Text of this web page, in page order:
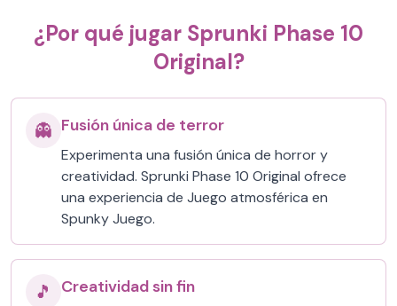
¿Por qué jugar Sprunki Phase 10
Original?
👻 Fusión única de terror
Experimenta una fusión única de horror y
creatividad. Sprunki Phase 10 Original ofrece
una experiencia de Juego atmosférica en
Spunky Juego.
🎵 Creatividad sin fin